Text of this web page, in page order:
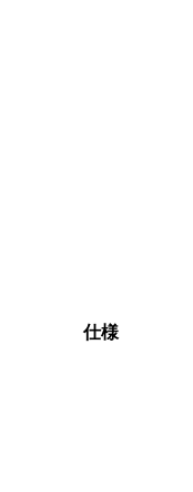
仕様